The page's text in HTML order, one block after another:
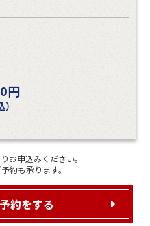
円
）
お申込みください。
約も承ります。
約をする